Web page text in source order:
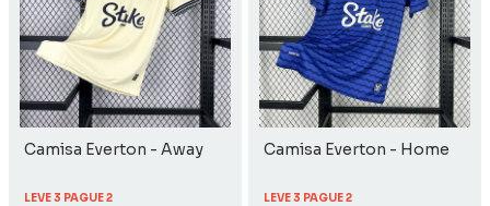
Camisa Everton - Away
LEVE 3 PAGUE 2
Camisa Everton - Home
LEVE 3 PAGUE 2